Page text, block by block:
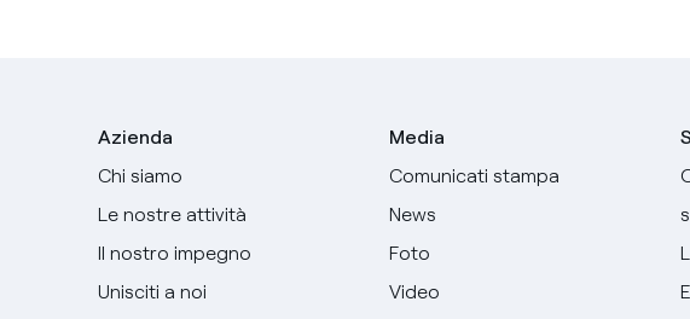
Azienda
Chi siamo
Le nostre attività
Il nostro impegno
Unisciti a noi
Media
Comunicati stampa
News
Foto
Video